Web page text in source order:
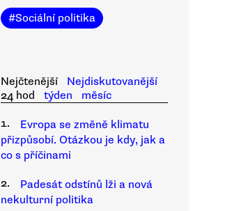
#Sociální politika
Nejčtenější
Nejdiskutovanější
24 hod
týden
měsíc
1.
Evropa se změně klimatu
přizpůsobí. Otázkou je kdy, jak a
co s příčinami
2.
Padesát odstínů lži a nová
nekulturní politika